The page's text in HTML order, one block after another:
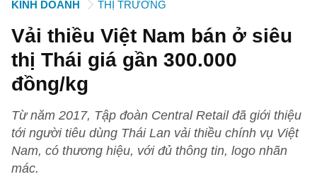
KINH DOANH THỊ TRƯỜNG
Vải thiều Việt Nam bán ở siêu
thị Thái giá gần 300.000
đồng/kg
Từ năm 2017, Tập đoàn Central Retail đã giới thiệu
tới người tiêu dùng Thái Lan vải thiều chính vụ Việt
Nam, có thương hiệu, với đủ thông tin, logo nhãn
mác.